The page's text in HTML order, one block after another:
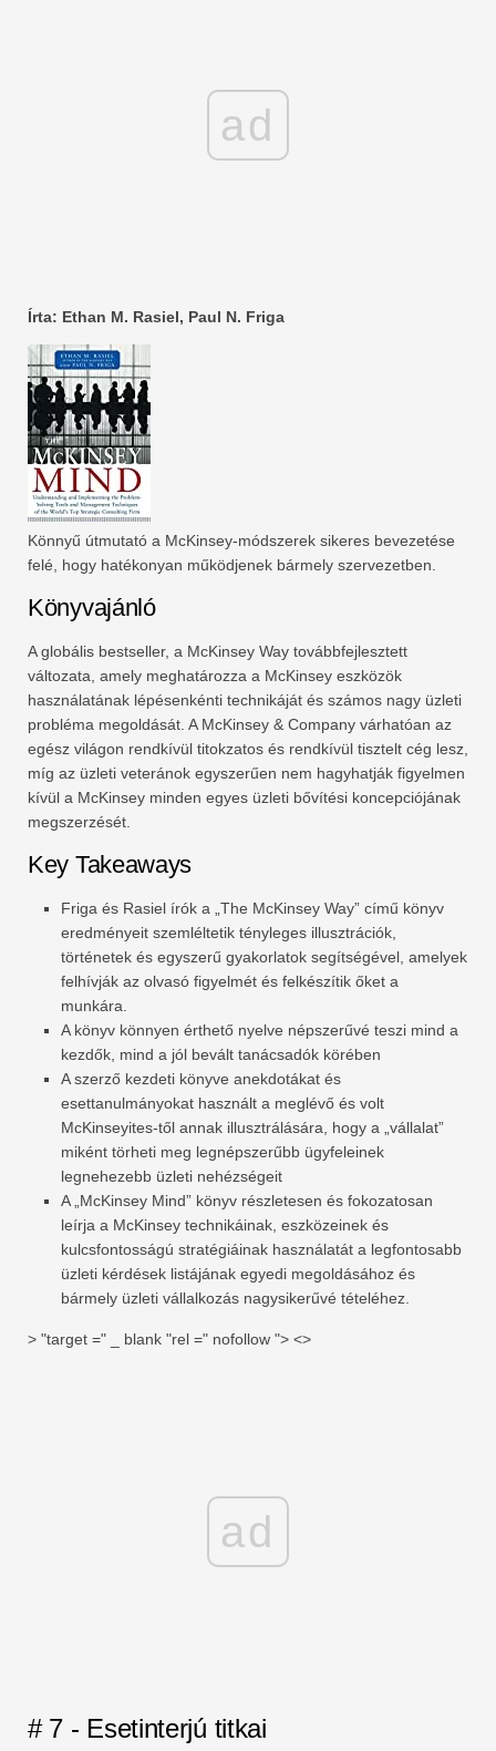
ad
Írta: Ethan M. Rasiel, Paul N. Friga
Könnyű útmutató a McKinsey-módszerek sikeres bevezetése
felé, hogy hatékonyan működjenek bármely szervezetben.
Könyvajánló
A globális bestseller, a McKinsey Way továbbfejlesztett
változata, amely meghatározza a McKinsey eszközök
használatának lépésenkénti technikáját és számos nagy üzleti
probléma megoldását. A McKinsey & Company várhatóan az
egész világon rendkívül titokzatos és rendkívül tisztelt cég lesz,
míg az üzleti veteránok egyszerűen nem hagyhatják figyelmen
kívül a McKinsey minden egyes üzleti bővítési koncepciójának
megszerzését.
Key Takeaways
Friga és Rasiel írók a „The McKinsey Way” című könyv
eredményeit szemléltetik tényleges illusztrációk,
történetek és egyszerű gyakorlatok segítségével, amelyek
felhívják az olvasó figyelmét és felkészítik őket a
munkára.
A könyv könnyen érthető nyelve népszerűvé teszi mind a
kezdők, mind a jól bevált tanácsadók körében
A szerző kezdeti könyve anekdotákat és
esettanulmányokat használt a meglévő és volt
McKinseyites-től annak illusztrálására, hogy a „vállalat”
miként törheti meg legnépszerűbb ügyfeleinek
legnehezebb üzleti nehézségeit
A „McKinsey Mind” könyv részletesen és fokozatosan
leírja a McKinsey technikáinak, eszközeinek és
kulcsfontosságú stratégiáinak használatát a legfontosabb
üzleti kérdések listájának egyedi megoldásához és
bármely üzleti vállalkozás nagysikerűvé tételéhez.
> "target =" _ blank "rel =" nofollow "> <>
ad
# 7 - Esetinterjú titkai